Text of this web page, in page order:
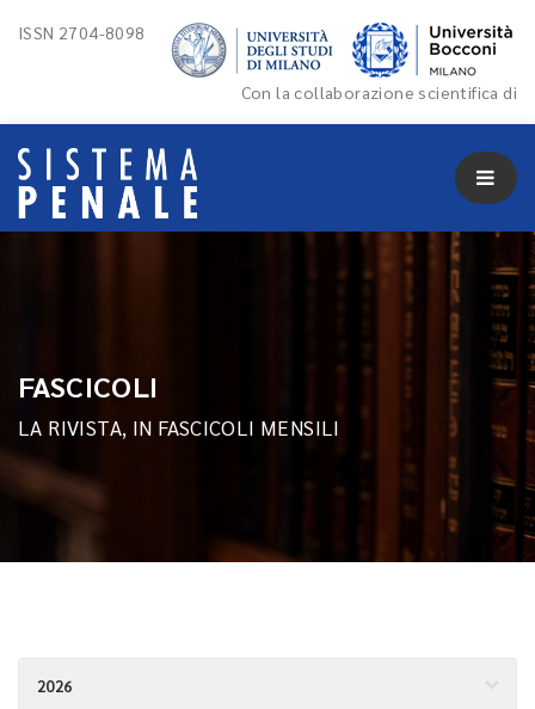
ISSN 2704-8098
Con la collaborazione scientifica di
FASCICOLI
LA RIVISTA, IN FASCICOLI MENSILI
2026